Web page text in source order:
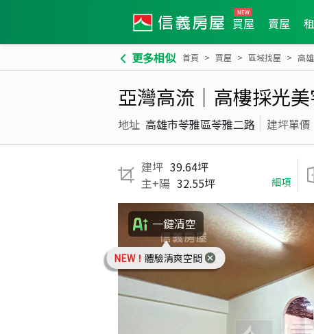
買屋 賣屋
更多相似 首頁 買屋 區域找屋 高
亞灣高流｜高樓採光美
地址 高雄市苓雅區苓雅二路 建坪單價
建坪 39.64坪
主+陽 32.55坪 細項
一鍵清空
NEW！ 體驗清爽空間